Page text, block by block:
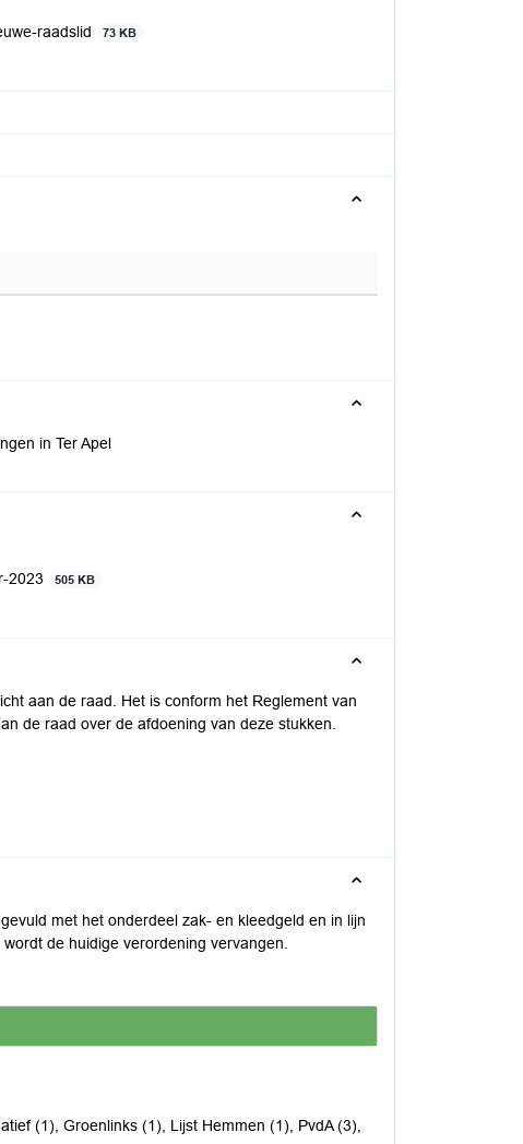
raadslid
73 KB
in Ter Apel
2023
505 KB
aan de raad. Het is conform het Reglement van
de raad over de afdoening van deze stukken.
met het onderdeel zak- en kleedgeld en in lijn
de huidige verordening vervangen.
(1), Groenlinks (1), Lijst Hemmen (1), PvdA (3),